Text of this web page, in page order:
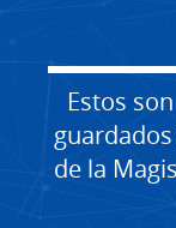
Estos
de la